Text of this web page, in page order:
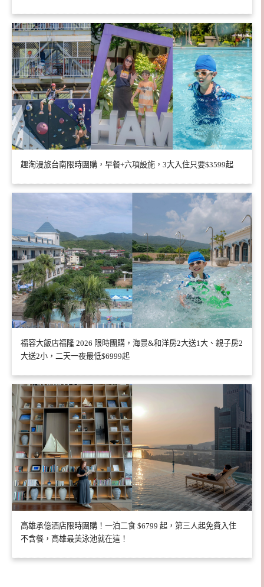
趣淘漫旅台南限時團購，早餐+六項設施，3大入住只要$3599起
福容大飯店福隆 2026 限時團購，海景&和洋房2大送1大、親子房2
大送2小，二天一夜最低$6999起
高雄承億酒店限時團購！一泊二食 $6799 起，第三人起免費入住
不含餐，高雄最美泳池就在這！